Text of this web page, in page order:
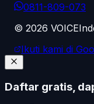
0811-809-073
© 2026
Ikuti kami di
Daftar gratis,